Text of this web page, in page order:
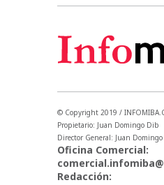
© Copyright 2019 /
Propietario: Juan Domingo Dib
Director General: Juan
Oficina Comercial:
Redacción: